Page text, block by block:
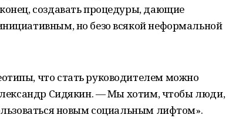
создавать процедуры, дающие
но безо всякой неформальной
что стать руководителем можно
Сидякин. — Мы хотим, чтобы люди,
новым социальным лифтом».